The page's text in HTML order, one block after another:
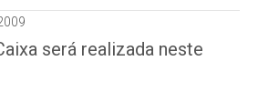
será realizada neste